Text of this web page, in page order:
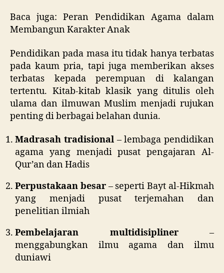
Baca juga: Peran Pendidikan Agama dalam
Membangun Karakter Anak
Pendidikan pada masa itu tidak hanya terbatas
pada kaum pria, tapi juga memberikan akses
terbatas kepada perempuan di kalangan
tertentu. Kitab-kitab klasik yang ditulis oleh
ulama dan ilmuwan Muslim menjadi rujukan
penting di berbagai belahan dunia.
Madrasah tradisional– lembaga pendidikan
agama yang menjadi pusat pengajaran Al-
Qur’an dan Hadis
Perpustakaan besar– seperti Bayt al-Hikmah
yang menjadi pusat terjemahan dan
penelitian ilmiah
Pembelajaran multidisipliner–
menggabungkan ilmu agama dan ilmu
duniawi